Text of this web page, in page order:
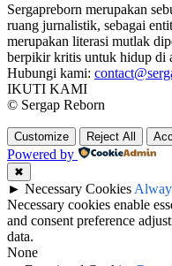
Sergapreborn merupakan
ruang jurnalistik, sebagai
merupakan literasi mutlak
berpikir kritis untuk hidup di
Hubungi kami:
IKUTI KAMI
© Sergap Reborn
Customize Reject All
Powered by
✖
► Necessary Cookies
Necessary cookies enable
and consent preference
data.
None